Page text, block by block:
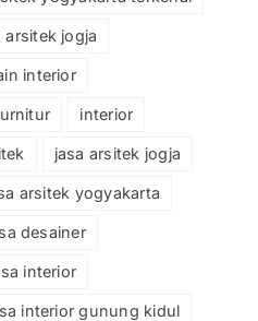
arsitek jogja
interior
interior
jasa arsitek jogja
arsitek yogyakarta
desainer
interior
interior gunung kidul